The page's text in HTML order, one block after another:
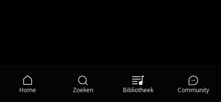
Home Zoeken Bibliotheek Community